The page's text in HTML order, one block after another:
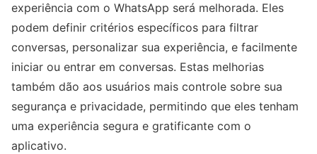
experiência com o WhatsApp será melhorada. Eles
podem definir critérios específicos para filtrar
conversas, personalizar sua experiência, e facilmente
iniciar ou entrar em conversas. Estas melhorias
também dão aos usuários mais controle sobre sua
segurança e privacidade, permitindo que eles tenham
uma experiência segura e gratificante com o
aplicativo.